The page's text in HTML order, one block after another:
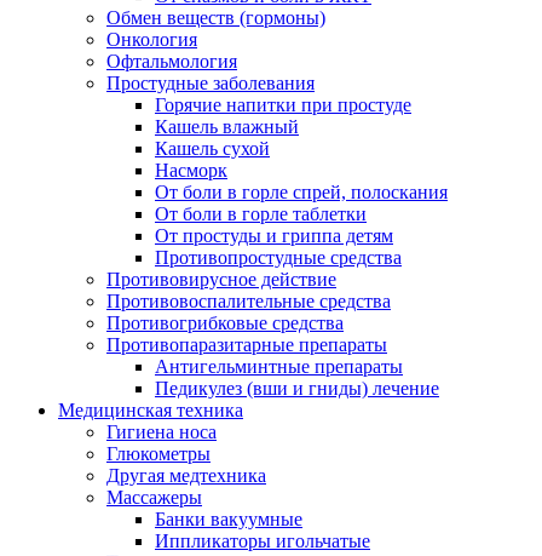
Обмен веществ (гормоны)
Онкология
Офтальмология
Простудные заболевания
Горячие напитки при простуде
Кашель влажный
Кашель сухой
Насморк
От боли в горле спрей, полоскания
От боли в горле таблетки
От простуды и гриппа детям
Противопростудные средства
Противовирусное действие
Противовоспалительные средства
Противогрибковые средства
Противопаразитарные препараты
Антигельминтные препараты
Педикулез (вши и гниды) лечение
Медицинская техника
Гигиена носа
Глюкометры
Другая медтехника
Массажеры
Банки вакуумные
Иппликаторы игольчатые